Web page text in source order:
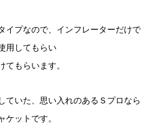
イプなので、インフレーターだけで
用してもらい
てもらいます。
ていた、思い入れのあるＳプロなら
ケットです。